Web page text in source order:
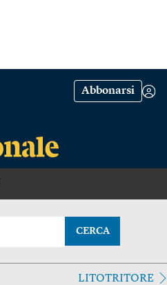
Abbonarsi
CERCA
LITOTRITORE